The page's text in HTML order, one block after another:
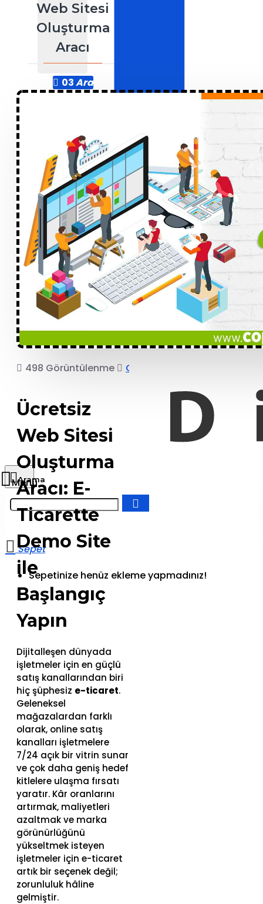
Sepetinize henüz ekleme yapmadınız!
Web Sitesi
Oluşturma
Aracı
03Ara
498 Görüntülenme COPRO
Ücretsiz
Web Sitesi
Oluşturma
Aracı: E-
Ticarette
Demo Site
ile
Başlangıç
Yapın
Dijitalleşen dünyada
işletmeler için en güçlü
satış kanallarından biri
hiç şüphesiz e-ticaret.
Geleneksel
mağazalardan farklı
olarak, online satış
kanalları işletmelere
7/24 açık bir vitrin sunar
ve çok daha geniş hedef
kitlelere ulaşma fırsatı
yaratır. Kâr oranlarını
artırmak, maliyetleri
azaltmak ve marka
görünürlüğünü
yükseltmek isteyen
işletmeler için e-ticaret
artık bir seçenek değil;
zorunluluk hâline
gelmiştir.